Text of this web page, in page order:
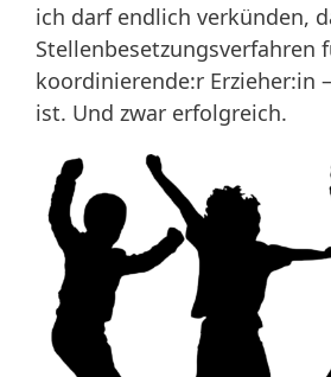
ich darf endlich verkünden,
Stellenbesetzungsverfahren
koordinierende:r Erzieher:in
ist. Und zwar erfolgreich.